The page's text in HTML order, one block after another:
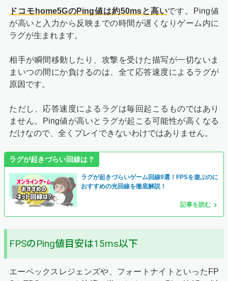
ドコモhome5GのPing値は約50msと高いです。Ping値
が高いと入力から反映までの時間が遅くなりゲーム内に
ラグが生まれます。
相手が瞬間移動したり、攻撃を受けた描写が一切ないま
まいつの間にか負けるのは、全て応答速度によるラグが
原因です。
ただし、応答速度によるラグは毎回起こるものではあり
ません。Ping値が高いとラグが起こる可能性が高くなる
だけなので、全くプレイできないわけではありません。
ラグが起きづらい回線は？
ラグが起きづらいゲーム回線9選！FPSを遊ぶのに
おすすめの光回線を徹底解説！
記事を読む
FPSのPing値目安は15ms以下
エーペックスレジェンズや、フォートナイトといったFP